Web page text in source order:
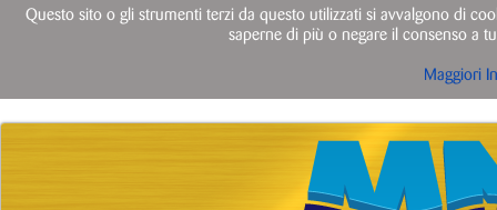
Questo sito o gli strumenti terzi da questo utilizzati si avvalgono di
saperne di più o negare il consenso a
Maggiori